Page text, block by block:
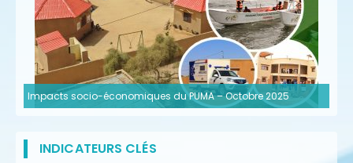
Impacts socio-économiques du PUMA – Octobre 2025
INDICATEURS CLÉS